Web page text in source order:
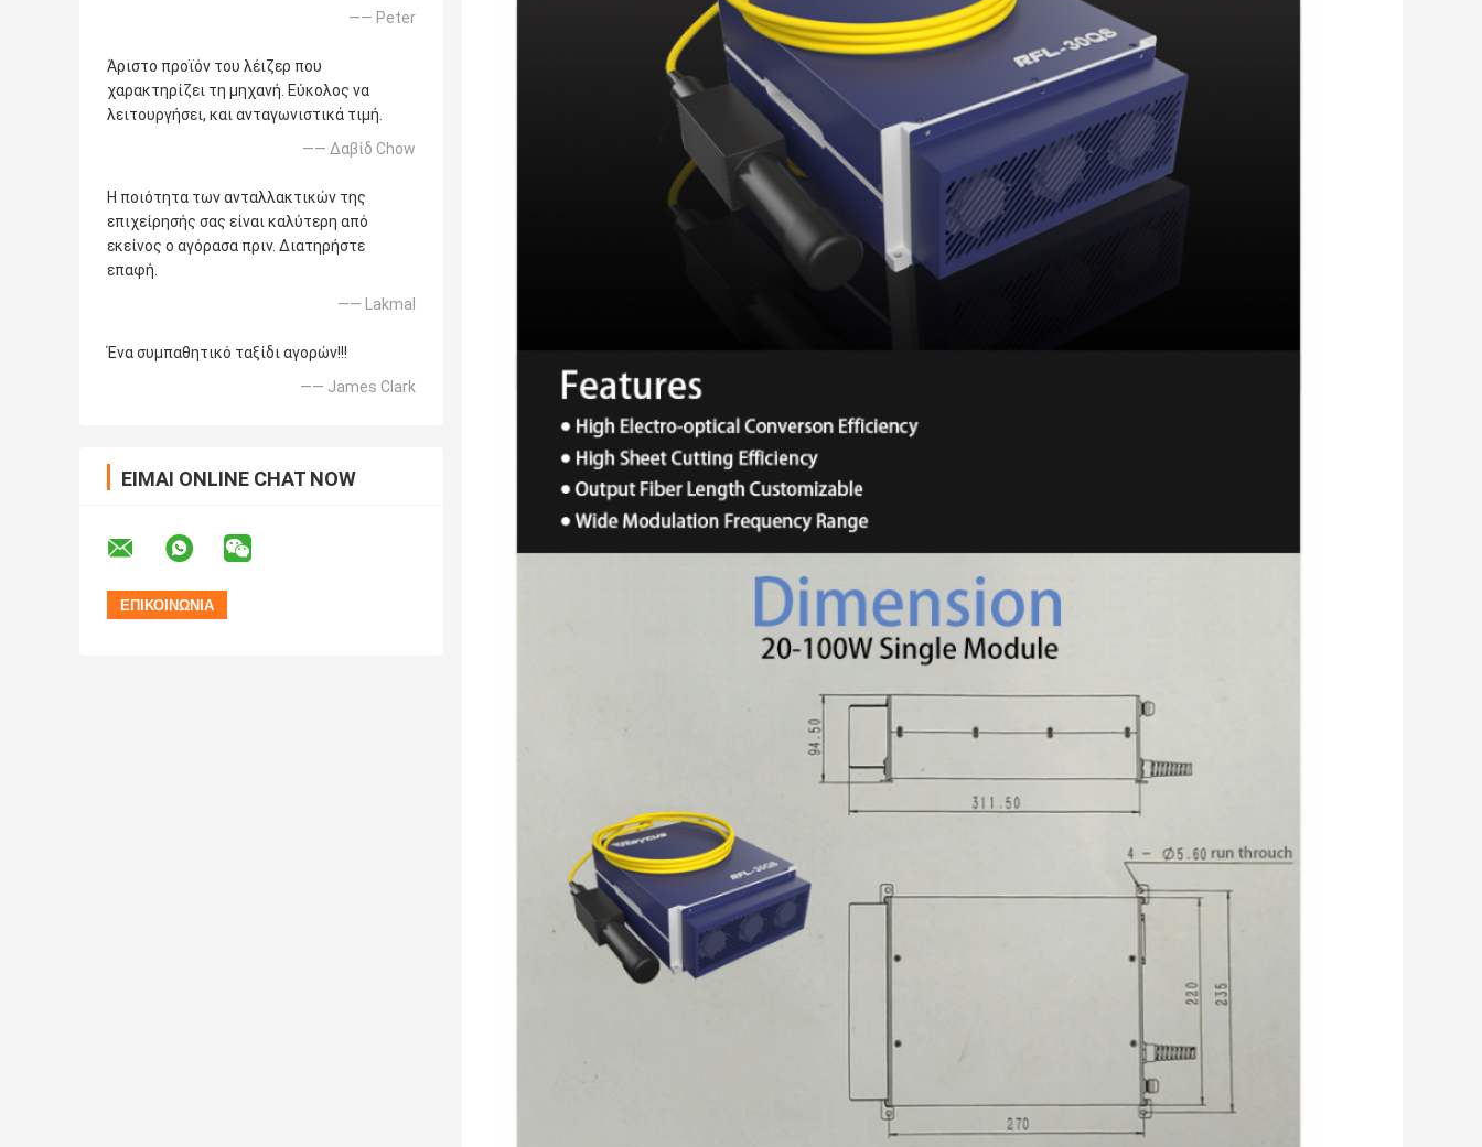
—— Peter
Άριστο προϊόν του λέιζερ που
χαρακτηρίζει τη μηχανή. Εύκολος να
λειτουργήσει, και ανταγωνιστικά τιμή.
—— Δαβίδ Chow
Η ποιότητα των ανταλλακτικών της
επιχείρησής σας είναι καλύτερη από
εκείνος ο αγόρασα πριν. Διατηρήστε
επαφή.
—— Lakmal
Ένα συμπαθητικό ταξίδι αγορών!!!
—— James Clark
ΕΊΜΑΙ ONLINE CHAT NOW